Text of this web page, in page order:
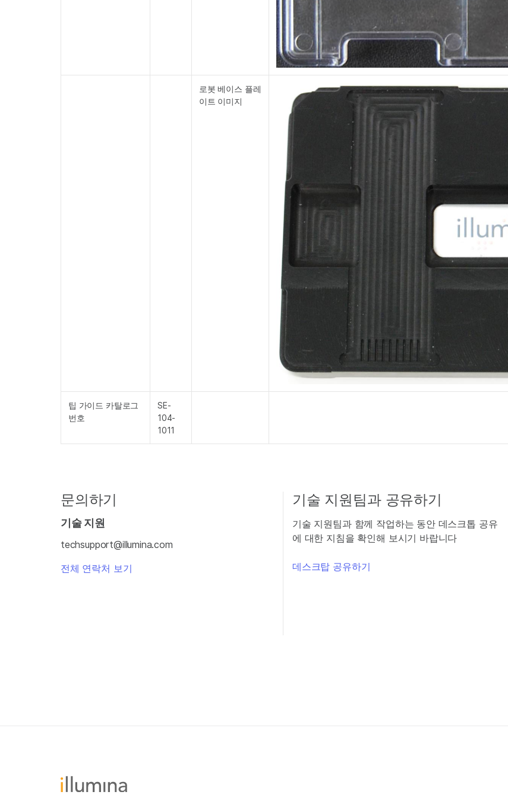
로봇 베이스 플레
이트 이미지
팁 가이드 카탈로그
번호
SE-
104-
1011
문의하기
기술 지원
techsupport@illumina.com
전체 연락처 보기
기술 지원팀과 공유하기
기술 지원팀과 함께 작업하는 동안 데스크톱 공유
에 대한 지침을 확인해 보시기 바랍니다
데스크탑 공유하기